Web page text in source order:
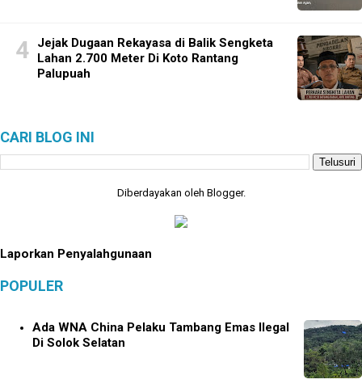
Jejak Dugaan Rekayasa di Balik Sengketa
Lahan 2.700 Meter Di Koto Rantang
Palupuah
CARI BLOG INI
Diberdayakan oleh Blogger.
Laporkan Penyalahgunaan
POPULER
Ada WNA China Pelaku Tambang Emas Ilegal
Di Solok Selatan